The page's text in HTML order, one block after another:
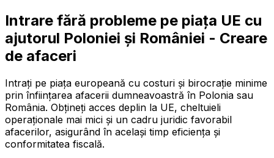
Intrare fără probleme pe piața UE cu
ajutorul Poloniei și României - Creare
de afaceri
Intrați pe piața europeană cu costuri și birocrație minime
prin înființarea afacerii dumneavoastră în Polonia sau
România. Obțineți acces deplin la UE, cheltuieli
operaționale mai mici și un cadru juridic favorabil
afacerilor, asigurând în același timp eficiența și
conformitatea fiscală.